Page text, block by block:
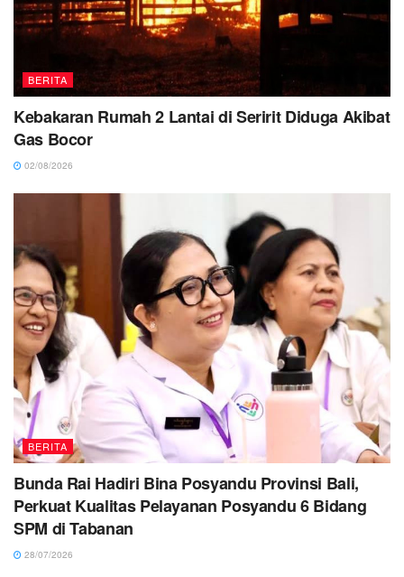
BERITA
Kebakaran Rumah 2 Lantai di Seririt Diduga Akibat
Gas Bocor
02/08/2026
BERITA
Bunda Rai Hadiri Bina Posyandu Provinsi Bali,
Perkuat Kualitas Pelayanan Posyandu 6 Bidang
SPM di Tabanan
28/07/2026